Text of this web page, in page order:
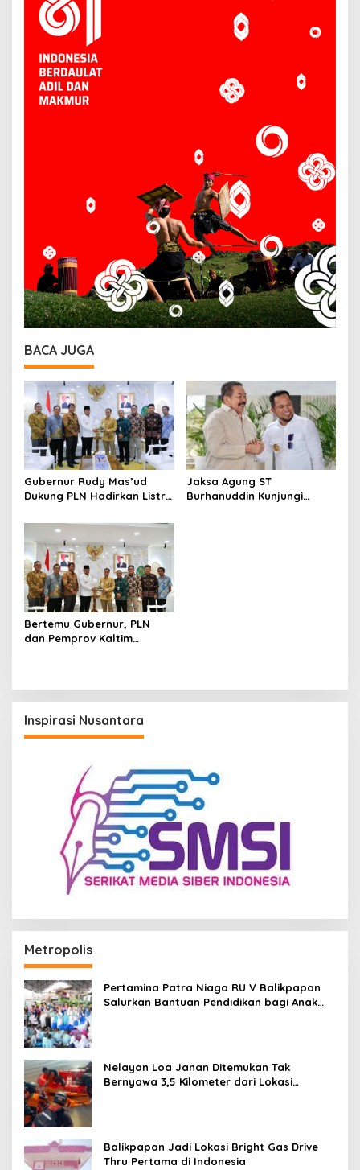
BACA JUGA
Gubernur Rudy Mas’ud
Dukung PLN Hadirkan Listrik
Berkelanjutan di Kaltim
Jaksa Agung ST
Burhanuddin Kunjungi
Bertemu Gubernur, PLN
dan Pemprov Kaltim
Inspirasi Nusantara
Metropolis
Pertamina Patra Niaga RU V Balikpapan
Salurkan Bantuan Pendidikan bagi Anak
Nelayan Loa Janan Ditemukan Tak
Bernyawa 3,5 Kilometer dari Lokasi
Balikpapan Jadi Lokasi Bright Gas Drive
Thru Pertama di Indonesia